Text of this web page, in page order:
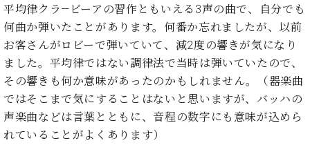
ー
ト /
ベ
ヒ
シ
ュ
タ
イ
ン
術
ピ
ア
ノ
を
る
こ
と
ベ
ヒ
シ
ュ
タ
ン
ブ
ラ
ン
ド
ス
ト
店
舗
か
ら
の
知
ら
い！
学
び
い！
録
音
し
た
ヒ
シ
ュ
イ
ン・
サ
ロ
ン
平均律クラ―ビーアの習作ともいえる3声の曲で、自分でも
何曲か弾いたことがあります。何番か忘れましたが、以前
お客さんがロビーで弾いていて、減2度の響きが気になり
ました。平均律ではない調律法で当時は弾いていたので、
その響きも何か意味があったのかもしれません。（器楽曲
ではそこまで気にすることはないと思いますが、バッハの
声楽曲などは言葉とともに、音程の数字にも意味が込めら
れていることがよくあります）